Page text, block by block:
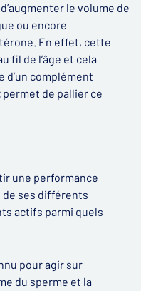
le volume de
ou encore
En effet, cette
fil de l’âge et cela
complément
permet de pallier ce
une performance
de ses différents
actifs parmi quels
pour agir sur
du sperme et la